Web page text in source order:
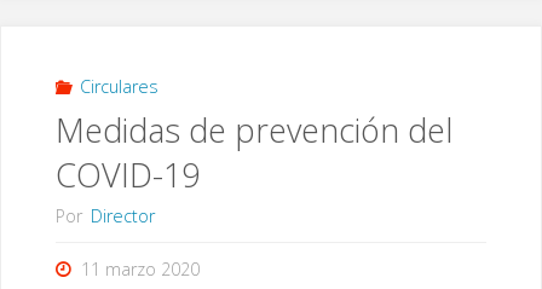
acordadas
Circulares
Medidas de prevención del
COVID-19
Por Director
11 marzo 2020